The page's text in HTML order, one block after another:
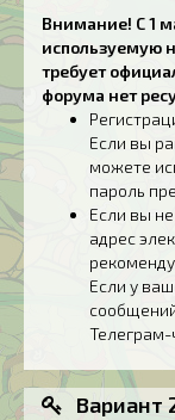
Внимание! С 1
используемую
требует
форума нет
Если вы
можете
пароль
Если вы
адрес
Если у
Телеграм-
Вариант